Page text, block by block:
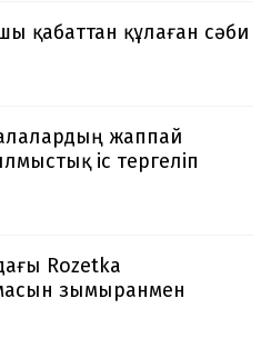
қабаттан құлаған сәби
жаппай
іс тергеліп
Rozetka
зымыранмен